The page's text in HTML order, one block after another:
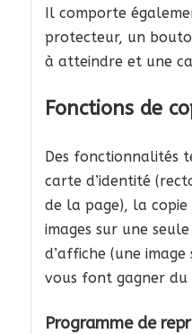
Il comporte
protecteur, un
à atteindre et une
Fonctions de
Des fonctionnalités
carte d’identité
de la page), la copie
images sur une
d’affiche (une
vous font gagner du
Programme de